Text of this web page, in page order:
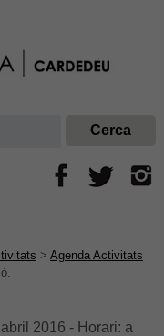
> Agenda Activitats
2016 - Horari: a